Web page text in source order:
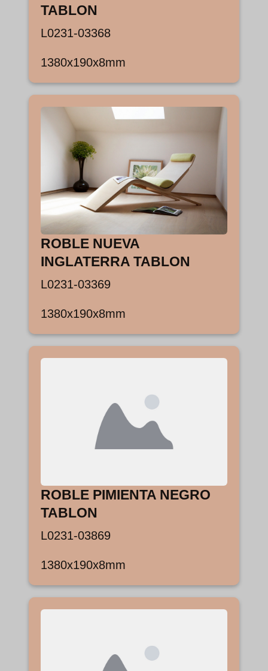
TABLON
L0231-03368
1380x190x8mm
ROBLE NUEVA
INGLATERRA TABLON
L0231-03369
1380x190x8mm
ROBLE PIMIENTA NEGRO
TABLON
L0231-03869
1380x190x8mm